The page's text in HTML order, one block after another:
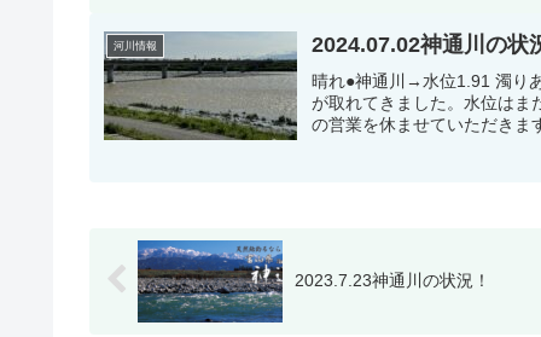
河川情報 2024.07.02神通川の状
晴れ●神通川→水位1.91 濁り
が取れてきました。水位はま
の営業を休ませていただきま
2023.7.23神通川の状況！